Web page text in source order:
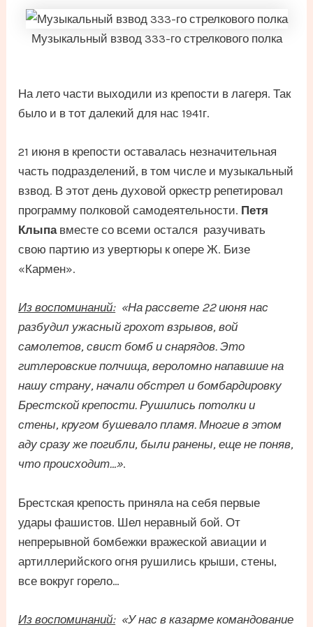
Музыкальный взвод 333-го стрелкового полка
На лето части выходили из крепости в лагеря. Так
было и в тот далекий для нас 1941г.
21 июня в крепости оставалась незначительная
часть подразделений, в том числе и музыкальный
взвод. В этот день духовой оркестр репетировал
программу полковой самодеятельности. Петя
Клыпавместе со всеми остался разучивать
свою партию из увертюры к опере Ж. Бизе
«Кармен».
Из воспоминаний: «На рассвете 22 июня нас
разбудил ужасный грохот взрывов, вой
самолетов, свист бомб и снарядов. Это
гитлеровские полчища, вероломно напавшие на
нашу страну, начали обстрел и бомбардировку
Брестской крепости. Рушились потолки и
стены, кругом бушевало пламя. Многие в этом
аду сразу же погибли, были ранены, еще не поняв,
что происходит…».
Брестская крепость приняла на себя первые
удары фашистов. Шел неравный бой. От
непрерывной бомбежки вражеской авиации и
артиллерийского огня рушились крыши, стены,
все вокруг горело…
Из воспоминаний: «У нас в казарме командование